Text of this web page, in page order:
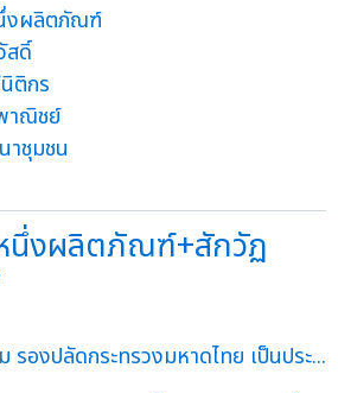
งผลิตภัณฑ์
สดิ์
ติกร
าณิชย์
าชุมชน
นึ่งผลิตภัณฑ์+สักวัฏ